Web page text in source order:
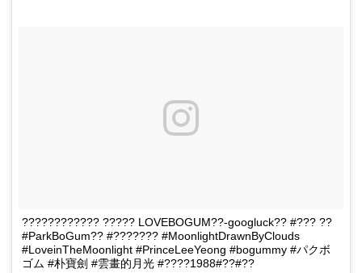
???????????? ????? LOVEBOGUM??-googluck?? #??? ??
#ParkBoGum?? #??????? #MoonlightDrawnByClouds
#LoveinTheMoonlight #PrinceLeeYeong #bogummy #パクボ
ゴム #朴寶劍 #雲畫的月光 #????1988#??#??